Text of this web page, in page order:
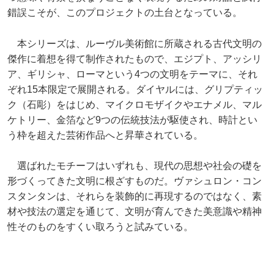
錯誤こそが、このプロジェクトの土台となっている。
本シリーズは、ルーヴル美術館に所蔵される古代文明の
傑作に着想を得て制作されたもので、エジプト、アッシリ
ア、ギリシャ、ローマという4つの文明をテーマに、それ
ぞれ15本限定で展開される。ダイヤルには、グリプティッ
ク（石彫）をはじめ、マイクロモザイクやエナメル、マル
ケトリー、金箔など9つの伝統技法が駆使され、時計とい
う枠を超えた芸術作品へと昇華されている。
選ばれたモチーフはいずれも、現代の思想や社会の礎を
形づくってきた文明に根ざすものだ。ヴァシュロン・コン
スタンタンは、それらを装飾的に再現するのではなく、素
材や技法の選定を通じて、文明が育んできた美意識や精神
性そのものをすくい取ろうと試みている。